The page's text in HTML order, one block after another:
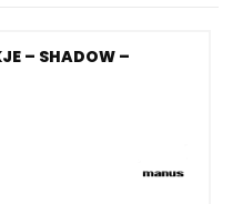
– SHADOW –